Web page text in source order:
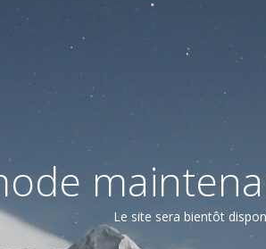
Le site sera bientôt